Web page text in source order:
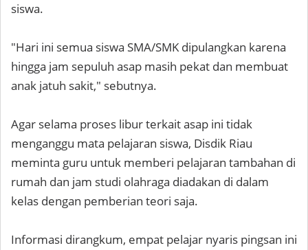
siswa.
"Hari ini semua siswa SMA/SMK dipulangkan karena
hingga jam sepuluh asap masih pekat dan membuat
anak jatuh sakit," sebutnya.
Agar selama proses libur terkait asap ini tidak
menganggu mata pelajaran siswa, Disdik Riau
meminta guru untuk memberi pelajaran tambahan di
rumah dan jam studi olahraga diadakan di dalam
kelas dengan pemberian teori saja.
Informasi dirangkum, empat pelajar nyaris pingsan ini